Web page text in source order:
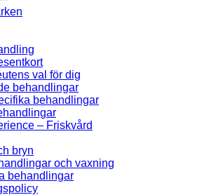
val för dig
behandlingar
behandlingar
– Friskvård
bryn
och vaxning
behandlingar